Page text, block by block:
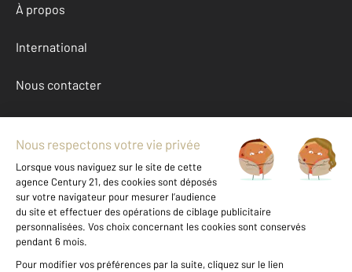
À propos
International
Nous contacter
Mentions légales & CGU et Barèmes d'honoraires
Données personnelles
Gestionnaire des cookies
Achat maison autour de BOURBRIAC (22390)